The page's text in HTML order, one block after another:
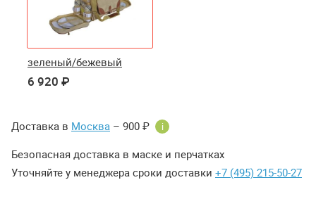
зеленый/бежевый
6 920 ₽
Доставка в Москва – 900 ₽ i
Безопасная доставка в маске и перчатках
Уточняйте у менеджера сроки доставки +7 (495) 215-50-27